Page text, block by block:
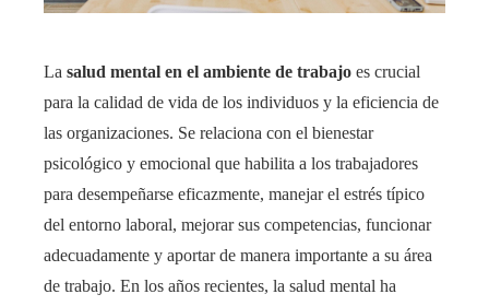
La salud mental en el ambiente de trabajo es crucial
para la calidad de vida de los individuos y la eficiencia de
las organizaciones. Se relaciona con el bienestar
psicológico y emocional que habilita a los trabajadores
para desempeñarse eficazmente, manejar el estrés típico
del entorno laboral, mejorar sus competencias, funcionar
adecuadamente y aportar de manera importante a su área
de trabajo. En los años recientes, la salud mental ha